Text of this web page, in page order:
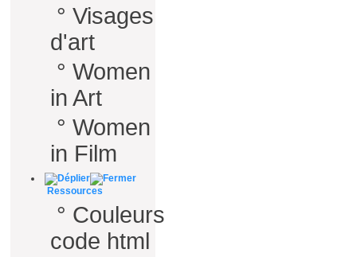
° Visages
d'art
° Women
in Art
° Women
in Film
Ressources
° Couleurs
code html